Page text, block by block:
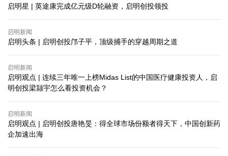
启明星 | 英途康完成亿元级D轮融资，启明创投领投
启明新闻
启明头条 | ​启明创投邝子平，顶级捕手的穿越周期之道
启明新闻
启明观点 | ​连续三年唯一上榜Midas List的中国医疗健康投资人，启
明创投梁颕宇怎么看投资机会？
启明新闻
启明观点 | ​启明创投唐艳旻：得全球市场份额者得天下，中国创新药
企加速出海